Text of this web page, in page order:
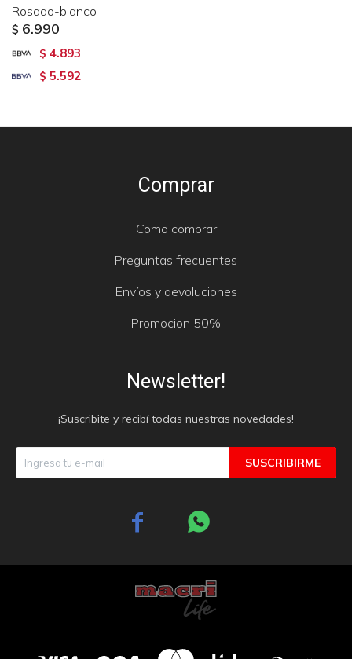
Rosado-blanco
$ 6.990
$ 4.893
$ 5.592
Comprar
Como comprar
Preguntas frecuentes
Envíos y devoluciones
Promocion 50%
Newsletter!
¡Suscribite y recibí todas nuestras novedades!
SUSCRIBIRME
 